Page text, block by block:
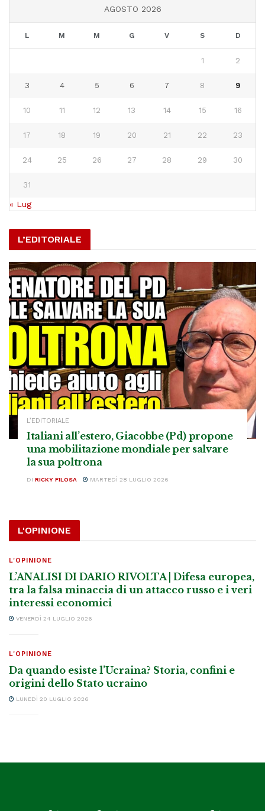
AGOSTO 2026
L M M G V S D
1 2
3 4 5 6 7 8 9
10 11 12 13 14 15 16
17 18 19 20 21 22 23
24 25 26 27 28 29 30
31
« Lug
L’EDITORIALE
L’EDITORIALE
Italiani all’estero, Giacobbe (Pd) propone
una mobilitazione mondiale per salvare
la sua poltrona
DI RICKY FILOSA MARTEDÌ 28 LUGLIO 2026
L'OPINIONE
L'OPINIONE
L’ANALISI DI DARIO RIVOLTA | Difesa europea,
tra la falsa minaccia di un attacco russo e i veri
interessi economici
VENERDÌ 24 LUGLIO 2026
L'OPINIONE
Da quando esiste l’Ucraina? Storia, confini e
origini dello Stato ucraino
LUNEDÌ 20 LUGLIO 2026